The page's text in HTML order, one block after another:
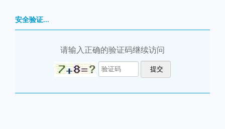
安全验证...
请输入正确的验证码继续访问